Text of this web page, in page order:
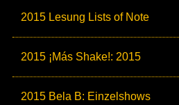
2015 Lesung Lists of Note
2015 ¡Más Shake!: 2015
2015 Bela B: Einzelshows